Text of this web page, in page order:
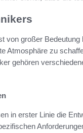
von großer
Atmosphäre zu
gehören
in erster Linie die